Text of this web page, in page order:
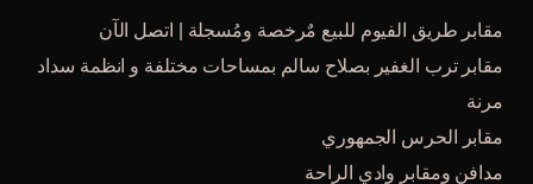
مقابر طريق الفيوم للبيع مٌرخصة ومُسجلة | اتصل الآن
مقابر ترب الغفير بصلاح سالم بمساحات مختلفة و انظمة سداد
مرنة
مقابر الحرس الجمهوري
مدافن ومقابر وادي الراحة